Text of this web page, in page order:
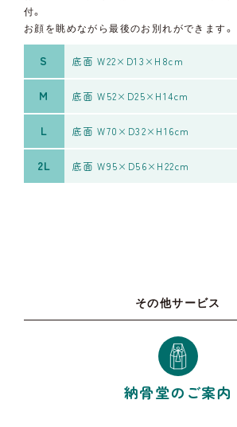
付。
お顔を眺めながら最後のお別れができます。
S 底面 W22×D13×H8cm
M 底面 W52×D25×H14cm
L 底面 W70×D32×H16cm
2L 底面 W95×D56×H22cm
その他サービス
納骨堂のご案内